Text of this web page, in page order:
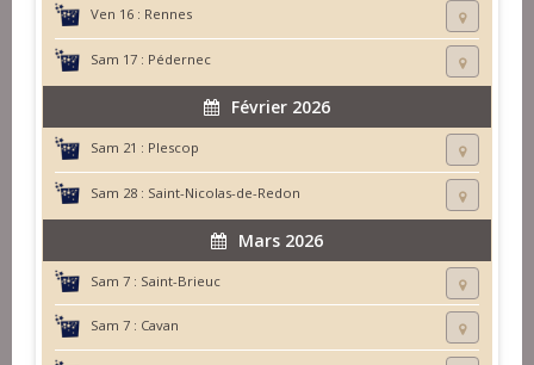
Ven 16 : Rennes
Sam 17 : Pédernec
Février 2026
Sam 21 : Plescop
Sam 28 : Saint-Nicolas-de-Redon
Mars 2026
Sam 7 : Saint-Brieuc
Sam 7 : Cavan